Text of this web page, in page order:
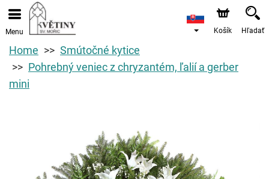
Menu Košík Hľadať
Home
Smútočné kytice
Pohrebný veniec z chryzantém, ľalií a gerber
mini